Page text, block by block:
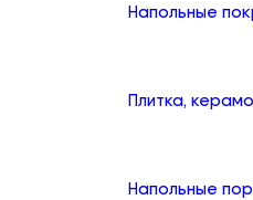
Напольные
Плитка,
Напольные